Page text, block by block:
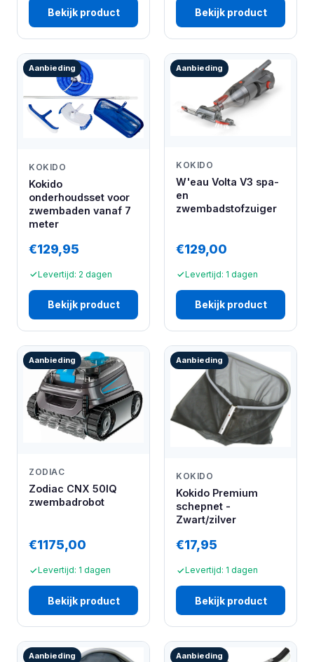
Bekijk product Bekijk product
Aanbieding
KOKIDO
Kokido
onderhoudsset voor
zwembaden vanaf 7
meter
€129,95
Levertijd: 2 dagen
Bekijk product
Aanbieding
KOKIDO
W'eau Volta V3 spa-
en
zwembadstofzuiger
€129,00
Levertijd: 1 dagen
Bekijk product
Aanbieding
ZODIAC
Zodiac CNX 50IQ
zwembadrobot
€1175,00
Levertijd: 1 dagen
Bekijk product
Aanbieding
KOKIDO
Kokido Premium
schepnet -
Zwart/zilver
€17,95
Levertijd: 1 dagen
Bekijk product
Aanbieding Aanbieding